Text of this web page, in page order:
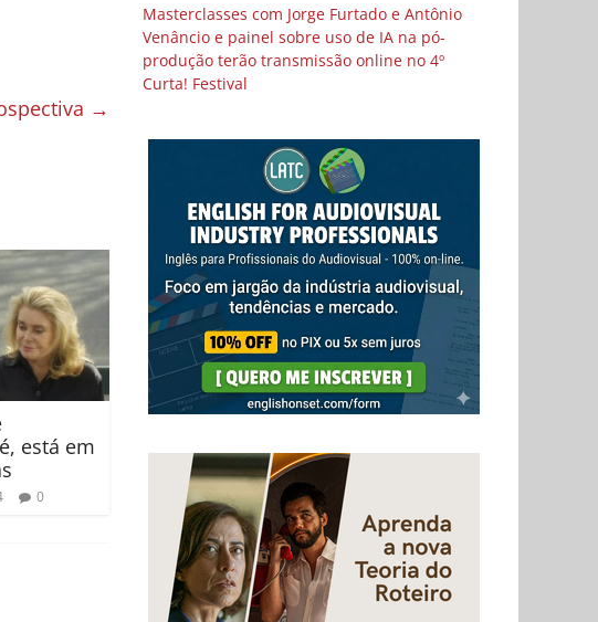
→
está em
0
Masterclasses com Jorge Furtado e Antônio
Venâncio e painel sobre uso de IA na pó-
produção terão transmissão online no 4º
Curta! Festival